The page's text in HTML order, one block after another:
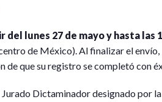
lunes 27 de mayo y hasta las
de México). Al finalizar el
que su registro se completó con
Dictaminador designado por